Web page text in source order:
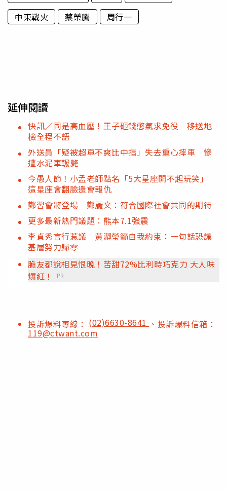
中東戰火
蔡榮騰 周行一
延伸閱讀
快訊／同是高血壓！王子砸錢憋氣求免役 移送地
檢全程不語
外送員「疑被超車不爽比中指」失去重心摔車 慘
遭水泥車輾斃
今愚人節！小孟老師點名「5大星座開不起玩笑」
這星座會翻臉還會報仇
鄭習會將登場 鄭麗文：符合國際社會共同的期待
更多最新熱門議題：熊本7.1強震
李貞秀言行惹議 黃瀞瑩籲自我約束：一句話恐讓
基層努力歸零
脆友都說相見恨晚！苦甜72%比利時巧克力 大人味
爆紅！
PR
投訴爆料專線： (02)6630-8641 、投訴爆料信箱：
119@ctwant.com